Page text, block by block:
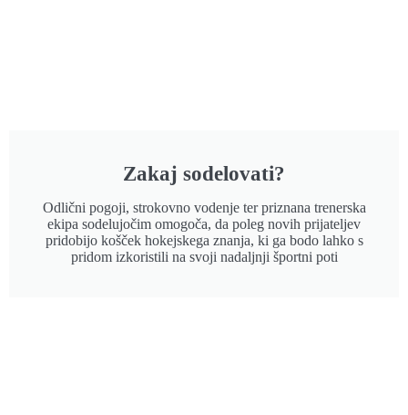
Zakaj sodelovati?
Odlični pogoji, strokovno vodenje ter priznana trenerska
ekipa sodelujočim omogoča, da poleg novih prijateljev
pridobijo košček hokejskega znanja, ki ga bodo lahko s
pridom izkoristili na svoji nadaljnji športni poti